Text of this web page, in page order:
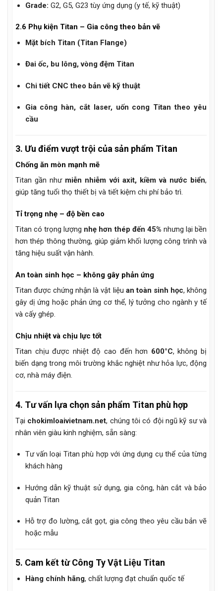
Grade: G2, G5, G23 tùy ứng dụng (y tế, kỹ thuật)
2.6 Phụ kiện Titan – Gia công theo bản vẽ
Mặt bích Titan (Titan Flange)
Đai ốc, bu lông, vòng đệm Titan
Chi tiết CNC theo bản vẽ kỹ thuật
Gia công hàn, cắt laser, uốn cong Titan theo yêu
cầu
3. Ưu điểm vượt trội của sản phẩm Titan
Chống ăn mòn mạnh mẽ
Titan gần như miễn nhiễm với axit, kiềm và nước biển,
giúp tăng tuổi thọ thiết bị và tiết kiệm chi phí bảo trì.
Tỉ trọng nhẹ – độ bền cao
Titan có trọng lượng nhẹ hơn thép đến 45% nhưng lại bền
hơn thép thông thường, giúp giảm khối lượng công trình và
tăng hiệu suất vận hành.
An toàn sinh học – không gây phản ứng
Titan được chứng nhận là vật liệu an toàn sinh học, không
gây dị ứng hoặc phản ứng cơ thể, lý tưởng cho ngành y tế
và cấy ghép.
Chịu nhiệt và chịu lực tốt
Titan chịu được nhiệt độ cao đến hơn 600°C, không bị
biến dạng trong môi trường khắc nghiệt như hỏa lực, động
cơ, nhà máy điện.
4. Tư vấn lựa chọn sản phẩm Titan phù hợp
Tại chokimloaivietnam.net, chúng tôi có đội ngũ kỹ sư và
nhân viên giàu kinh nghiệm, sẵn sàng:
Tư vấn loại Titan phù hợp với ứng dụng cụ thể của từng
khách hàng
Hướng dẫn kỹ thuật sử dụng, gia công, hàn cắt và bảo
quản Titan
Hỗ trợ đo lường, cắt gọt, gia công theo yêu cầu bản vẽ
hoặc mẫu
5. Cam kết từ Công Ty Vật Liệu Titan
Hàng chính hãng, chất lượng đạt chuẩn quốc tế